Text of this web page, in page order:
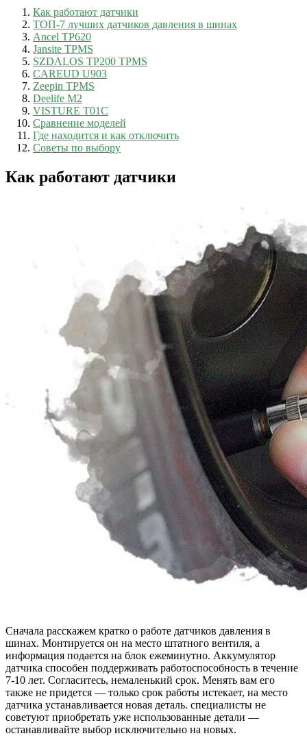
Как работают датчики
ТОП-7 лучших датчиков давления в шинах
Ancel TP620
Jansite TPMS
SZDALOS TP200 TPMS
CAREUD U903
Zeepin TPMS
Deelife M2
VISTURE T01C
Сравнение моделей
Где находится и как отключить
Советы по выбору
Как работают датчики
Сначала расскажем кратко о работе датчиков давления в
шинах. Монтируется он на место штатного вентиля, а
информация подается на блок ежеминутно. Аккумулятор
датчика способен поддерживать работоспособность в течение
7-10 лет. Согласитесь, немаленький срок. Менять вам его
также не придется — только срок работы истекает, на место
датчика устанавливается новая деталь. специалисты не
советуют приобретать уже использованные детали —
останавливайте выбор исключительно на новых.